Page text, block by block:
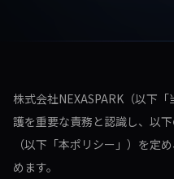
ブログ
採用
株式会社NEXASPARK（以下
護を重要な責務と認識し、以
（以下「本ポリシー」）を定
めます。